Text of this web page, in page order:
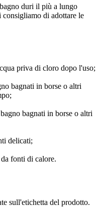
duri il più a lungo
di adottare le
priva di cloro dopo l'uso;
bagnati in borse o altri
bagnati in borse o altri
delicati;
fonti di calore.
sull'etichetta del prodotto.